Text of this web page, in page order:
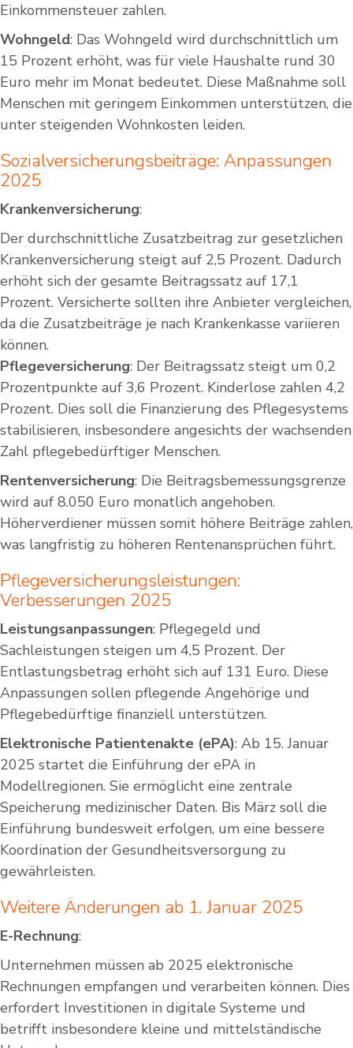
Einkommensteuer zahlen.
Wohngeld: Das Wohngeld wird durchschnittlich um
15 Prozent erhöht, was für viele Haushalte rund 30
Euro mehr im Monat bedeutet. Diese Maßnahme soll
Menschen mit geringem Einkommen unterstützen, die
unter steigenden Wohnkosten leiden.
Sozialversicherungsbeiträge: Anpassungen
2025
Krankenversicherung:
Der durchschnittliche Zusatzbeitrag zur gesetzlichen
Krankenversicherung steigt auf 2,5 Prozent. Dadurch
erhöht sich der gesamte Beitragssatz auf 17,1
Prozent. Versicherte sollten ihre Anbieter vergleichen,
da die Zusatzbeiträge je nach Krankenkasse variieren
können.
Pflegeversicherung: Der Beitragssatz steigt um 0,2
Prozentpunkte auf 3,6 Prozent. Kinderlose zahlen 4,2
Prozent. Dies soll die Finanzierung des Pflegesystems
stabilisieren, insbesondere angesichts der wachsenden
Zahl pflegebedürftiger Menschen.
Rentenversicherung: Die Beitragsbemessungsgrenze
wird auf 8.050 Euro monatlich angehoben.
Höherverdiener müssen somit höhere Beiträge zahlen,
was langfristig zu höheren Rentenansprüchen führt.
Pflegeversicherungsleistungen:
Verbesserungen 2025
Leistungsanpassungen: Pflegegeld und
Sachleistungen steigen um 4,5 Prozent. Der
Entlastungsbetrag erhöht sich auf 131 Euro. Diese
Anpassungen sollen pflegende Angehörige und
Pflegebedürftige finanziell unterstützen.
Elektronische Patientenakte (ePA): Ab 15. Januar
2025 startet die Einführung der ePA in
Modellregionen. Sie ermöglicht eine zentrale
Speicherung medizinischer Daten. Bis März soll die
Einführung bundesweit erfolgen, um eine bessere
Koordination der Gesundheitsversorgung zu
gewährleisten.
Weitere Änderungen ab 1. Januar 2025
E-Rechnung:
Unternehmen müssen ab 2025 elektronische
Rechnungen empfangen und verarbeiten können. Dies
erfordert Investitionen in digitale Systeme und
betrifft insbesondere kleine und mittelständische